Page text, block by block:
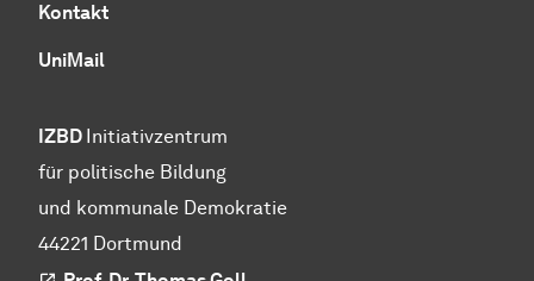
Kontakt
UniMail
IZBD Initiativzentrum
für politische Bildung
und kommunale Demokratie
44221 Dortmund